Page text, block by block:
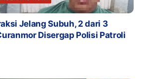
Jelang Subuh, 2 dari 3
Disergap Polisi Patroli